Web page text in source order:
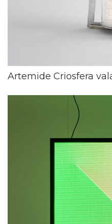
Artemide Criosfera